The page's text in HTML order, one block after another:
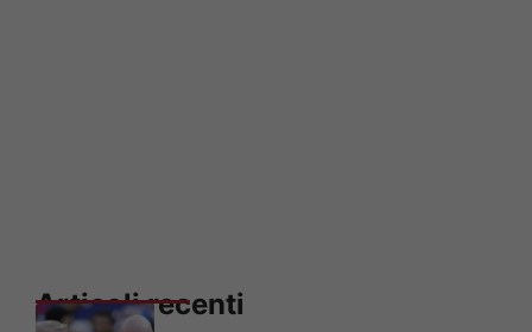
Articoli recenti